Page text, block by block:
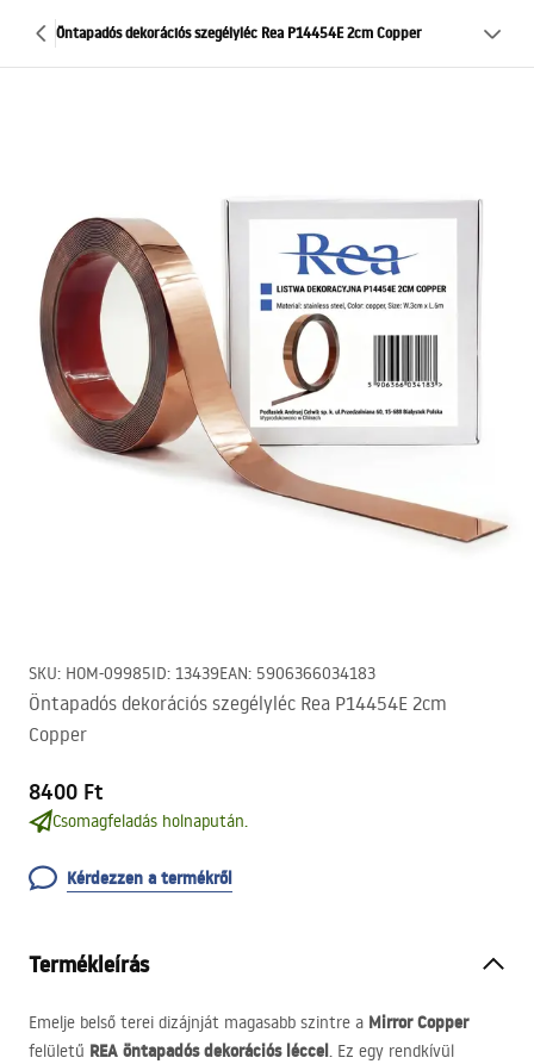
Öntapadós dekorációs szegélyléc Rea P14454E 2cm Copper
SKU: HOM-09985ID: 13439EAN: 5906366034183
Öntapadós dekorációs szegélyléc Rea P14454E 2cm
Copper
8400 Ft
Csomagfeladás holnapután.
Kérdezzen a termékről
Termékleírás
Emelje belső terei dizájnját magasabb szintre a Mirror Copper
felületű REA öntapadós dekorációs léccel. Ez egy rendkívül